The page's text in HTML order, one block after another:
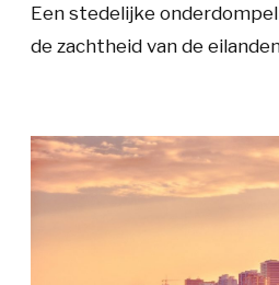
Een stedelijke
de zachtheid van de